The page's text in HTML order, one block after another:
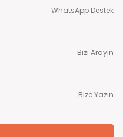
WhatsApp Destek
Bizi Arayın
Bize Yazın